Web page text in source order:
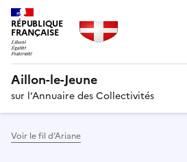
RÉPUBLIQUE
FRANÇAISE
Aillon-le-Jeune
sur l’Annuaire des Collectivités
Voir le fil d’Ariane